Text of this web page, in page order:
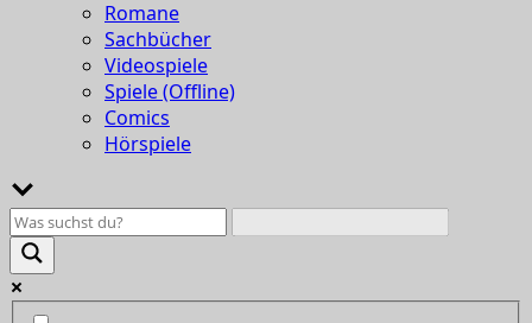
Romane
Sachbücher
Videospiele
Spiele (Offline)
Comics
Hörspiele